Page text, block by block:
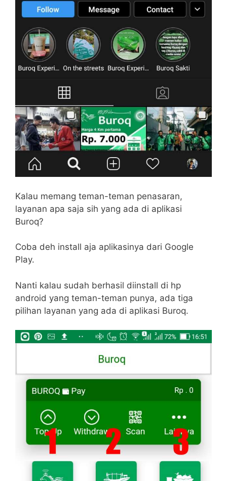
Kalau memang teman-teman penasaran,
layanan apa saja sih yang ada di aplikasi
Buroq?
Coba deh install aja aplikasinya dari Google
Play.
Nanti kalau sudah berhasil diinstall di hp
android yang teman-teman punya, ada tiga
pilihan layanan yang ada di aplikasi Buroq.